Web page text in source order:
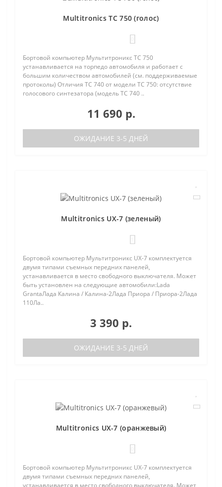
Multitronics TC 750 (голос)
Бортовой компьютер Мультитроникс TC 750
устанавливается на торпедо автомобиля и работает с
большим количеством автомобилей (см. поддерживаемые
протоколы) Отличия TC 740 от модели TC 750: отсутствие
голосового синтезатора (модель TC 740 ..
11 690 р.
ОЖИДАНИЕ 3-5 ДНЕЙ
Multitronics UX-7 (зеленый)
Бортовой компьютер Мультитроникс UX-7 комплектуется
двумя типами съемных передних панелей,
устанавливается в место свободного выключателя. Может
быть установлен на следующие автомобили:Lada
GrantaЛада Калина / Калина-2Лада Приора / Приора-2Лада
110Ла..
3 390 р.
ОЖИДАНИЕ 3-5 ДНЕЙ
Multitronics UX-7 (оранжевый)
Бортовой компьютер Мультитроникс UX-7 комплектуется
двумя типами съемных передних панелей,
устанавливается в место свободного выключателя. Может